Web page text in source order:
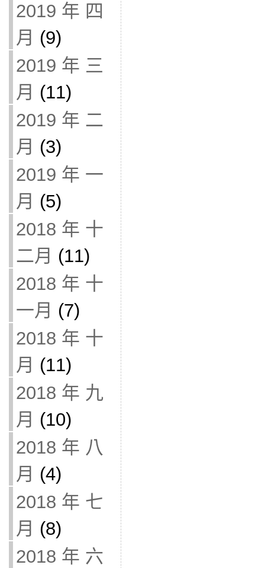
2019 年 四
月 (9)
2019 年 三
月 (11)
2019 年 二
月 (3)
2019 年 一
月 (5)
2018 年 十
二月 (11)
2018 年 十
一月 (7)
2018 年 十
月 (11)
2018 年 九
月 (10)
2018 年 八
月 (4)
2018 年 七
月 (8)
2018 年 六